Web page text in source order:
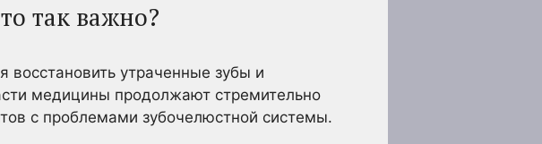
так важно?
утраченные зубы и
медицины продолжают стремительно
с проблемами зубочелюстной системы.